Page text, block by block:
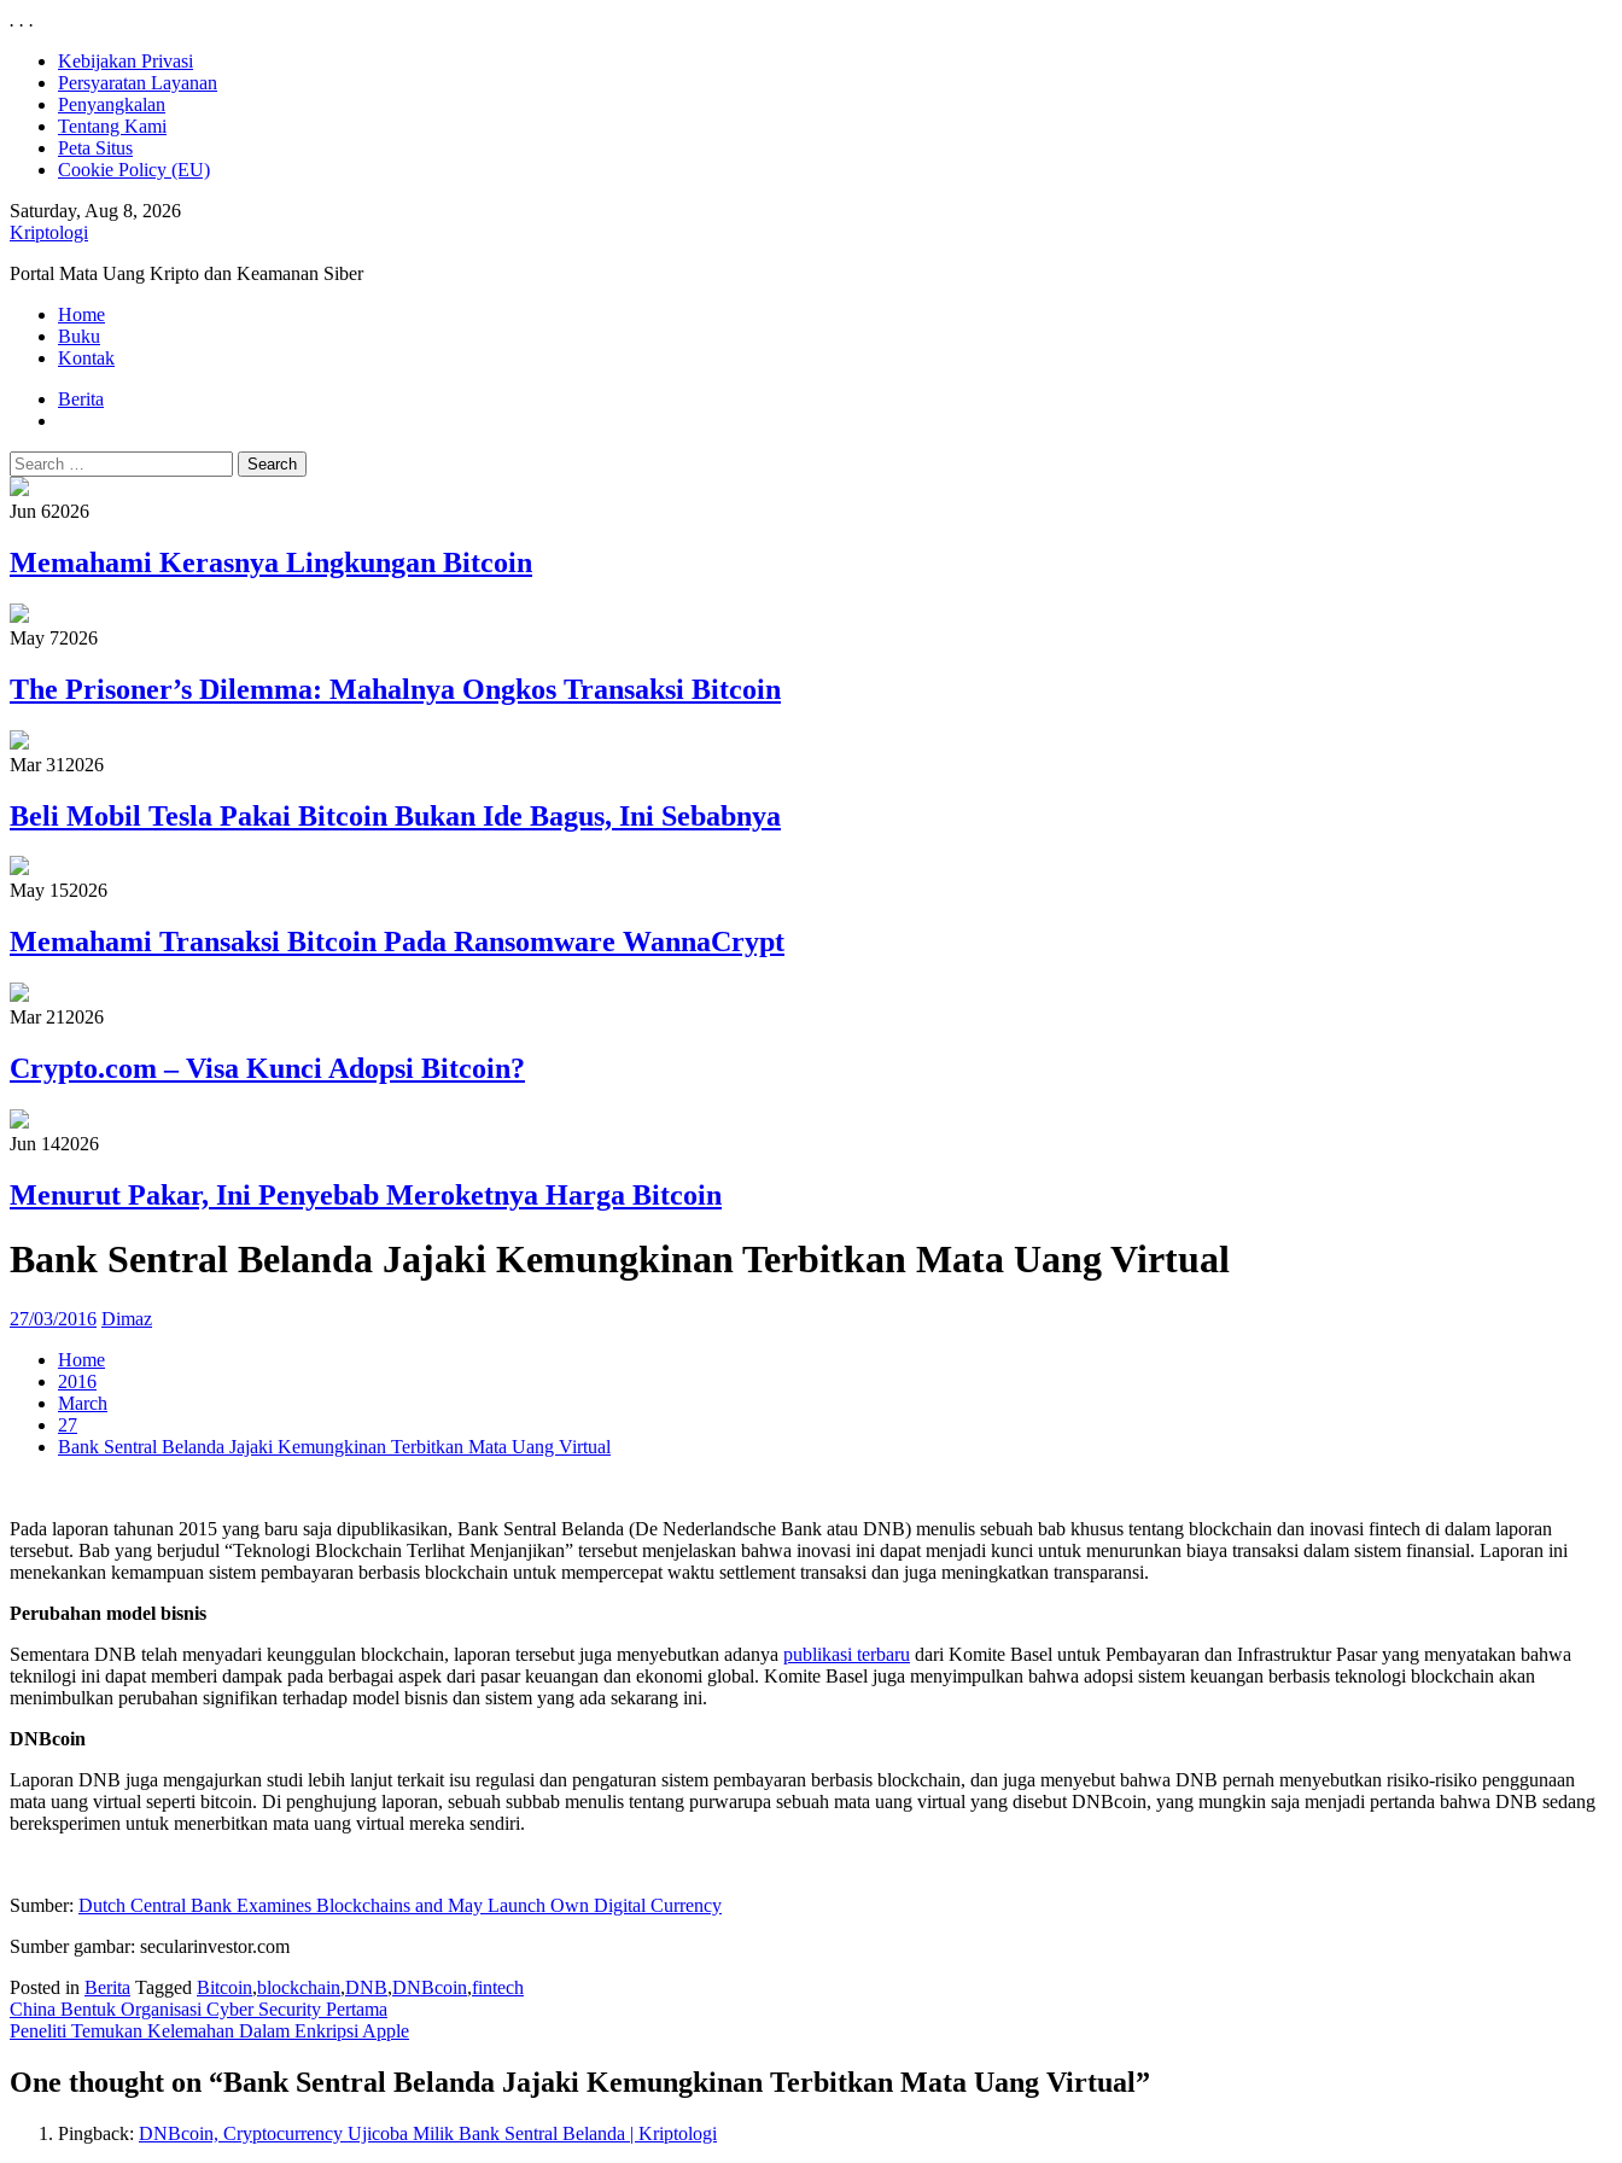
. . .
Skip
content
Kebijakan Privasi
Persyaratan Layanan
Penyangkalan
Tentang Kami
Peta Situs
Cookie Policy (EU)
Saturday, Aug 8, 2026
Kriptologi
Portal Mata Uang Kripto dan Keamanan Siber
Primary
Menu
Home
Buku
Kontak
Berita
Search
for:
Jun 62026
Memahami Kerasnya Lingkungan Bitcoin
May 72026
The Prisoner’s Dilemma: Mahalnya Ongkos Transaksi Bitcoin
Mar 31 2026
Beli Mobil Tesla Pakai Bitcoin Bukan Ide Bagus, Ini Sebabnya
May 152026
Memahami Transaksi Bitcoin Pada Ransomware WannaCrypt
Mar 21 2026
Crypto.com – Visa Kunci Adopsi Bitcoin?
Jun 142026
Menurut Pakar, Ini Penyebab Meroketnya Harga Bitcoin
Bank Sentral Belanda Jajaki Kemungkinan Terbitkan Mata Uang Virtual
27/03/2016 Dimaz
Home
2016
March
27
Bank Sentral Belanda Jajaki Kemungkinan Terbitkan Mata Uang Virtual
Pada laporan tahunan 2015 yang baru saja dipublikasikan, Bank Sentral Belanda (De Nederlandsche Bank atau DNB) menulis sebuah bab khusus tentang blockchain dan inovasi fintech di dalam laporan
tersebut. Bab yang berjudul “Teknologi Blockchain Terlihat Menjanjikan” tersebut menjelaskan bahwa inovasi ini dapat menjadi kunci untuk menurunkan biaya transaksi dalam sistem finansial. Laporan ini
menekankan kemampuan sistem pembayaran berbasis blockchain untuk mempercepat waktu settlement transaksi dan juga meningkatkan transparansi.
Perubahan model bisnis
Sementara DNB telah menyadari keunggulan blockchain, laporan tersebut juga menyebutkan adanya publikasi terbaru dari Komite Basel untuk Pembayaran dan Infrastruktur Pasar yang menyatakan bahwa
teknilogi ini dapat memberi dampak pada berbagai aspek dari pasar keuangan dan ekonomi global. Komite Basel juga menyimpulkan bahwa adopsi sistem keuangan berbasis teknologi blockchain akan
menimbulkan perubahan signifikan terhadap model bisnis dan sistem yang ada sekarang ini.
DNBcoin
Laporan DNB juga mengajurkan studi lebih lanjut terkait isu regulasi dan pengaturan sistem pembayaran berbasis blockchain, dan juga menyebut bahwa DNB pernah menyebutkan risiko-risiko penggunaan
mata uang virtual seperti bitcoin. Di penghujung laporan, sebuah subbab menulis tentang purwarupa sebuah mata uang virtual yang disebut DNBcoin, yang mungkin saja menjadi pertanda bahwa DNB sedang
bereksperimen untuk menerbitkan mata uang virtual mereka sendiri.
Sumber: Dutch Central Bank Examines Blockchains and May Launch Own Digital Currency
Sumber gambar: secularinvestor.com
Posted in Berita Tagged Bitcoin,blockchain,DNB,DNBcoin,fintech
Post
navigation
China Bentuk Organisasi Cyber Security Pertama
Peneliti Temukan Kelemahan Dalam Enkripsi Apple
One thought on “Bank Sentral Belanda Jajaki Kemungkinan Terbitkan Mata Uang Virtual”
Pingback: DNBcoin, Cryptocurrency Ujicoba Milik Bank Sentral Belanda | Kriptologi